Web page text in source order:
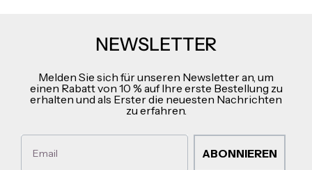
NEWSLETTER
Melden Sie sich für unseren Newsletter an, um
einen Rabatt von 10 % auf Ihre erste Bestellung zu
erhalten und als Erster die neuesten Nachrichten
zu erfahren.
Email
ABONNIEREN